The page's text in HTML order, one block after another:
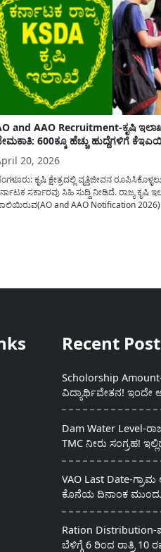
and AAO Recruitment-ಕೃಷಿ
600ಕ್ಕೂ ಹೆಚ್ಚು ಹುದ್ದೆಗಳಿಗೆ
20, 2026
ಕೃಷಿ ಕ್ಷೇತ್ರದಲ್ಲಿ ವೃತ್ತಿಜೀವನ
ಸರ್ಕಾರವು ಸಿಹಿ ಸುದ್ದಿ ನೀಡಿದೆ. ರಾಜ್ಯ ಕೃಷಿ
and AAO Notification 2026)
Recent
Scholorship
ವಿದ್ಯಾರ್ಥಿವೇತನ! ಇಂದೇ
Dam Water Level-
TMC ನೀರು ಸಂಗ್ರಹ!
VAO Last Date-
ಕೊನೆಯ ದಿನಾಂಕ
Ration Distribution-
ಬೆಳಿಗ್ಗೆ 6 ರಿಂದ ರಾತ್ರಿ